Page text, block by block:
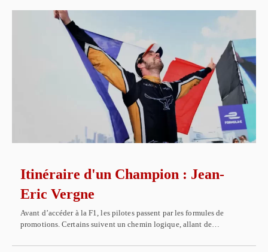
Itinéraire d'un Champion : Jean-
Eric Vergne
Avant d’accéder à la F1, les pilotes passent par les formules de
promotions. Certains suivent un chemin logique, allant de…